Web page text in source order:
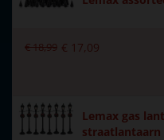
€18,99 € 17,09
Lemax gas
straatlantaarn